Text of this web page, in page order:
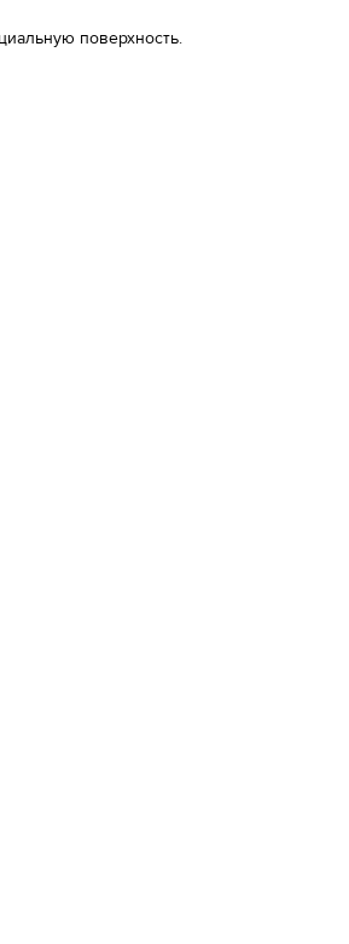
поверхность.